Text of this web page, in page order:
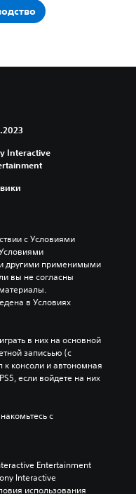
Interactive
с Условиями
другими применимыми
вы не согласны
в Условиях
в них на основной
записьью (с
консоли и автономная
если войдете на них
с
Entertainment
Interactive
использования